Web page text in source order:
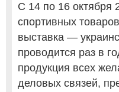
С 14 по 16 октября
спортивных
выставка —
проводится раз в
продукция всех
деловых связей,